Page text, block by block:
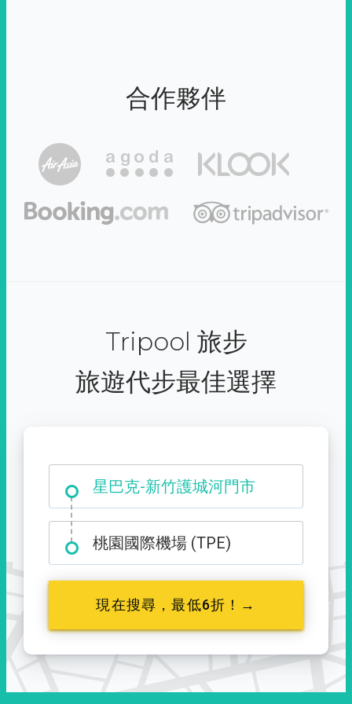
合作夥伴
Tripool 旅步
旅遊代步最佳選擇
大霸尖山登山口
桃園國際機場 (TPE)
現在搜尋，最低6折！→